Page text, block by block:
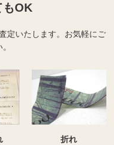
もOK
定いたします。 お気軽にご
折れ